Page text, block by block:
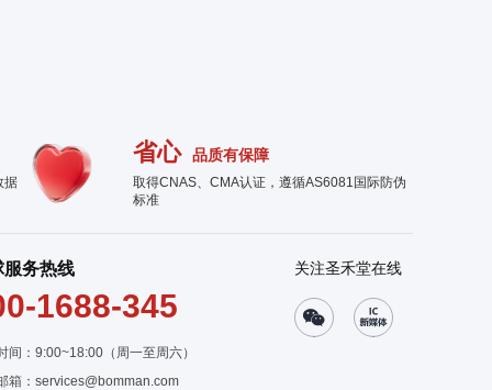
据
省心 品质有保障
取得CNAS、CMA认证，遵循AS6081国际防伪
标准
服务热线
1688-345
间：9:00~18:00（周一至周六）
箱： services@bomman.com
关注圣禾堂在线